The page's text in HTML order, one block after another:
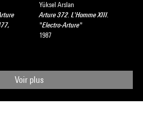
Yüksel Arslan
Arture 372. L'Homme XIII.
"Electro-Arture"
1987
Voir plus